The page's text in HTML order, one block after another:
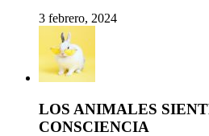
3 febrero, 2024
LOS ANIMALES
CONSCIENCIA